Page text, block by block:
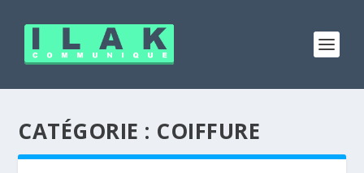
CATÉGORIE : COIFFURE